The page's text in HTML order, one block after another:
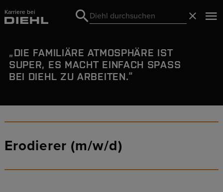
Karriere bei
Search
Search
DIE FAMILIÄRE ATMOSPHÄRE IST
SUPER, ES MACHT EINFACH SPASS B
EI DIEHL ZU ARBEITEN.
Erodierer (m/w/d)